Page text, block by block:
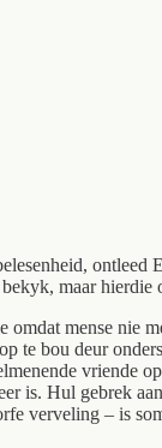
maar
mense nie
te bou deur
vriende
is. Hul gebrek
verveling – is